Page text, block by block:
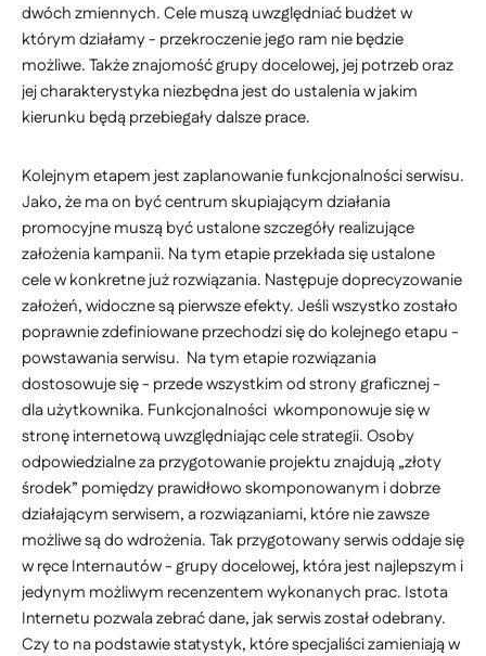
dwóch zmiennych. Cele muszą uwzględniać budżet w
którym działamy - przekroczenie jego ram nie będzie
możliwe. Także znajomość grupy docelowej, jej potrzeb oraz
jej charakterystyka niezbędna jest do ustalenia w jakim
kierunku będą przebiegały dalsze prace.
Kolejnym etapem jest zaplanowanie funkcjonalności serwisu.
Jako, że ma on być centrum skupiającym działania
promocyjne muszą być ustalone szczegóły realizujące
założenia kampanii. Na tym etapie przekłada się ustalone
cele w konkretne już rozwiązania. Następuje doprecyzowanie
założeń, widoczne są pierwsze efekty. Jeśli wszystko zostało
poprawnie zdefiniowane przechodzi się do kolejnego etapu -
powstawania serwisu. Na tym etapie rozwiązania
dostosowuje się - przede wszystkim od strony graficznej -
dla użytkownika. Funkcjonalności wkomponowuje się w
stronę internetową uwzględniając cele strategii. Osoby
odpowiedzialne za przygotowanie projektu znajdują „złoty
środek” pomiędzy prawidłowo skomponowanym i dobrze
działającym serwisem, a rozwiązaniami, które nie zawsze
możliwe są do wdrożenia. Tak przygotowany serwis oddaje się
w ręce Internautów - grupy docelowej, która jest najlepszym i
jedynym możliwym recenzentem wykonanych prac. Istota
Internetu pozwala zebrać dane, jak serwis został odebrany.
Czy to na podstawie statystyk, które specjaliści zamieniają w